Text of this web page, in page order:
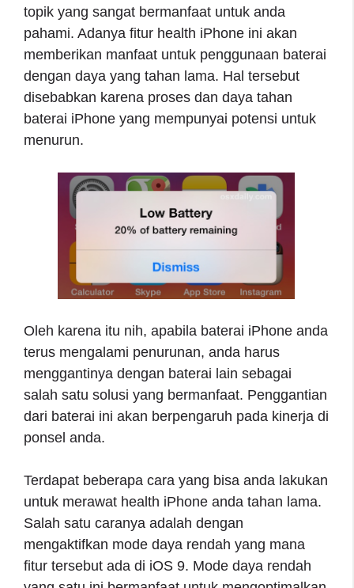
topik yang sangat bermanfaat untuk anda
pahami. Adanya fitur health iPhone ini akan
memberikan manfaat untuk penggunaan baterai
dengan daya yang tahan lama. Hal tersebut
disebabkan karena proses dan daya tahan
baterai iPhone yang mempunyai potensi untuk
menurun.
Oleh karena itu nih, apabila baterai iPhone anda
terus mengalami penurunan, anda harus
menggantinya dengan baterai lain sebagai
salah satu solusi yang bermanfaat. Penggantian
dari baterai ini akan berpengaruh pada kinerja di
ponsel anda.
Terdapat beberapa cara yang bisa anda lakukan
untuk merawat health iPhone anda tahan lama.
Salah satu caranya adalah dengan
mengaktifkan mode daya rendah yang mana
fitur tersebut ada di iOS 9. Mode daya rendah